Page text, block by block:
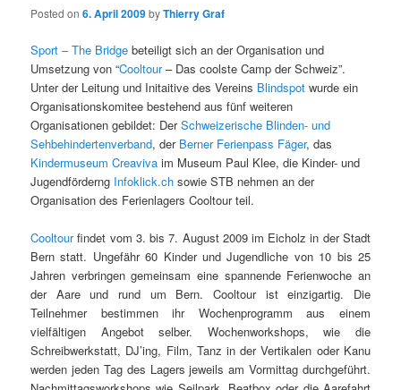
Posted on6. April 2009byThierry Graf
Sport – The Bridge beteiligt sich an der Organisation und
Umsetzung von “Cooltour– Das coolste Camp der Schweiz”.
Unter der Leitung und Initaitive des Vereins Blindspot wurde ein
Organisationskomitee bestehend aus fünf weiteren
Organisationen gebildet: DerSchweizerische Blinden- und
Sehbehindertenverband, der Berner Ferienpass Fäger, das
Kindermuseum Creaviva im Museum Paul Klee, die Kinder- und
Jugendförderng Infoklick.ch sowie STB nehmen an der
Organisation des Ferienlagers Cooltour teil.
Cooltourfindet vom 3. bis 7. August 2009 im Eicholz in der Stadt
Bern statt. Ungefähr 60 Kinder und Jugendliche von 10 bis 25
Jahren verbringen gemeinsam eine spannende Ferienwoche an
der Aare und rund um Bern. Cooltour ist einzigartig. Die
Teilnehmer bestimmen ihr Wochenprogramm aus einem
vielfältigen Angebot selber. Wochenworkshops, wie die
Schreibwerkstatt, DJ’ing, Film, Tanz in der Vertikalen oder Kanu
werden jeden Tag des Lagers jeweils am Vormittag durchgeführt.